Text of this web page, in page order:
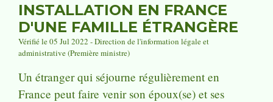
INSTALLATION EN FRANCE
D'UNE FAMILLE ÉTRANGÈRE
Vérifié le 05 Jul 2022 - Direction de l'information légale et
administrative (Première ministre)
Un étranger qui séjourne régulièrement en
France peut faire venir son époux(se) et ses